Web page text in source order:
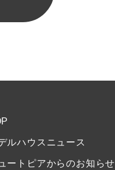
ルハウスニュース
ートピアからのお知らせ